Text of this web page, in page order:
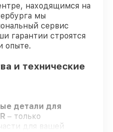
находящимся на
мы
сервис
гарантии строятся
опыте.
и технические
детали для
– только
для вашей